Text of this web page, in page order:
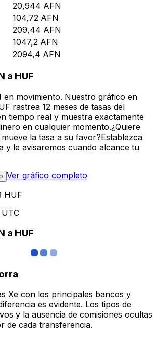
20,944 AFN
104,72 AFN
209,44 AFN
1047,2 AFN
2094,4 AFN
a HUF
en movimiento. Nuestro gráfico en
rastrea 12 meses de tasas del
tiempo real y muestra exactamente
en cualquier momento.¿Quiere
la tasa a su favor?Establezca
y le avisaremos cuando alcance tu
Ver gráfico completo
HUF
a HUF
Xe con los principales bancos y
es evidente. Los tipos de
y la ausencia de comisiones ocultas
de cada transferencia.